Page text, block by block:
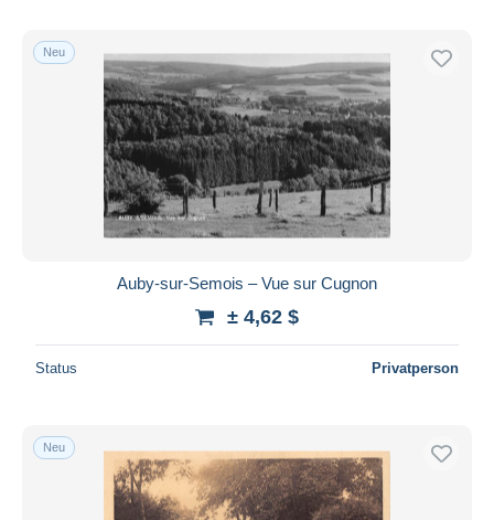
Neu
Auby-sur-Semois – Vue sur Cugnon
± 4,62 $
Status Privatperson
Neu